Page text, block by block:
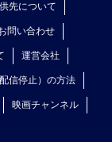
先について
問い合わせ
運営会社
信停止）の方法
映画チャンネル